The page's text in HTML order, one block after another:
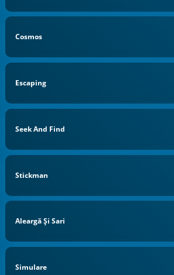
Cosmos
Escaping
Seek And Find
Stickman
Aleargă Și Sari
Simulare